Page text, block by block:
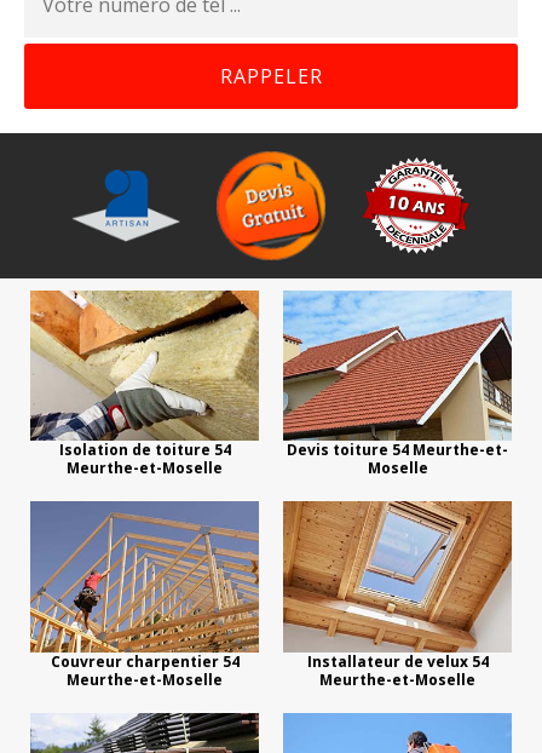
Isolation de toiture 54
Meurthe-et-Moselle
Devis toiture 54 Meurthe-et-
Moselle
Couvreur charpentier 54
Meurthe-et-Moselle
Installateur de velux 54
Meurthe-et-Moselle